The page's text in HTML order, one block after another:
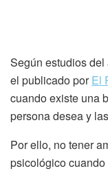
Según estudios
el publicado porEl
cuando existe una
persona desea y
Por ello, no tener
psicológico